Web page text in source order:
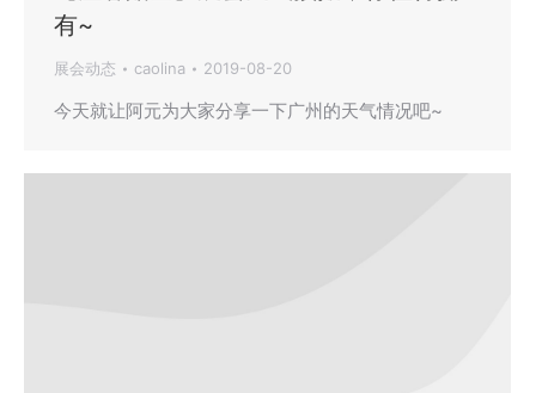
有~
展会动态 caolina 2019-08-20
今天就让阿元为大家分享一下广州的天气情况吧~